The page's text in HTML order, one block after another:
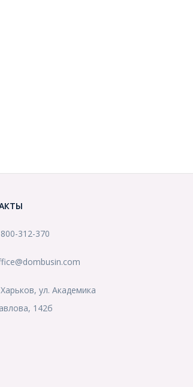
312-370
Харьков, ул. Академика
142б